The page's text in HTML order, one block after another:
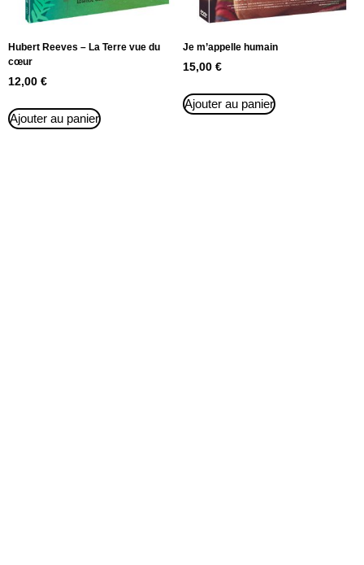
Hubert Reeves – La Terre vue du
cœur
12,00 €
Ajouter au panier
Je m’appelle humain
15,00 €
Ajouter au panier